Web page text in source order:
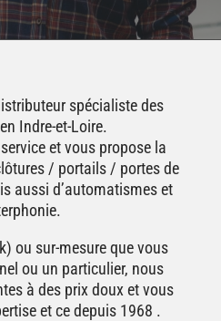
spécialiste des
Indre-et-Loire.
et vous propose la
/ portails / portes de
aussi d’automatismes et
ou sur-mesure que vous
ou un particulier, nous
à des prix doux et vous
et ce depuis 1968 .